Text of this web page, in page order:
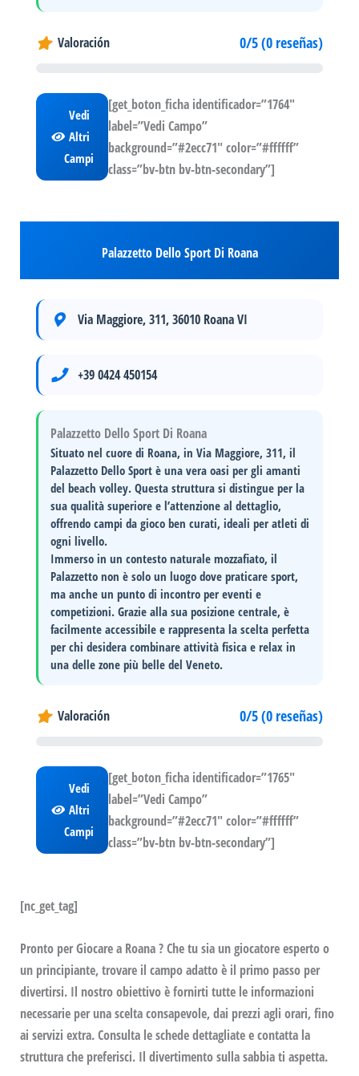
Valoración 0/5 (0 reseñas)
Vedi
Altri
Campi
[get_boton_ficha identificador=”1764″
label=”Vedi Campo”
background=”#2ecc71″ color=”#ffffff”
class=”bv-btn bv-btn-secondary”]
Palazzetto Dello Sport Di Roana
Via Maggiore, 311, 36010 Roana VI
+39 0424 450154
Palazzetto Dello Sport Di Roana
Situato nel cuore di Roana, inVia Maggiore, 311, il
Palazzetto Dello Sport è una vera oasi per gli amanti
delbeach volley. Questa struttura si distingue per la
suaqualità superiore e l’attenzione al dettaglio,
offrendo campi da gioco ben curati, ideali per atleti di
ogni livello.
Immerso in un contesto naturale mozzafiato, il
Palazzetto non è solo un luogo dove praticare sport,
ma anche unpunto di incontro per eventi e
competizioni. Grazie alla sua posizione centrale, è
facilmente accessibile e rappresenta la scelta perfetta
per chi desidera combinareattività fisica erelax in
una delle zone più belle del Veneto.
Valoración 0/5 (0 reseñas)
Vedi
Altri
Campi
[get_boton_ficha identificador=”1765″
label=”Vedi Campo”
background=”#2ecc71″ color=”#ffffff”
class=”bv-btn bv-btn-secondary”]
[nc_get_tag]
Pronto per Giocare a Roana ? Che tu sia un giocatore esperto o
un principiante, trovare il campo adatto è il primo passo per
divertirsi. Il nostro obiettivo è fornirti tutte le informazioni
necessarie per una scelta consapevole, dai prezzi agli orari, fino
ai servizi extra. Consulta le schede dettagliate e contatta la
struttura che preferisci. Il divertimento sulla sabbia ti aspetta.